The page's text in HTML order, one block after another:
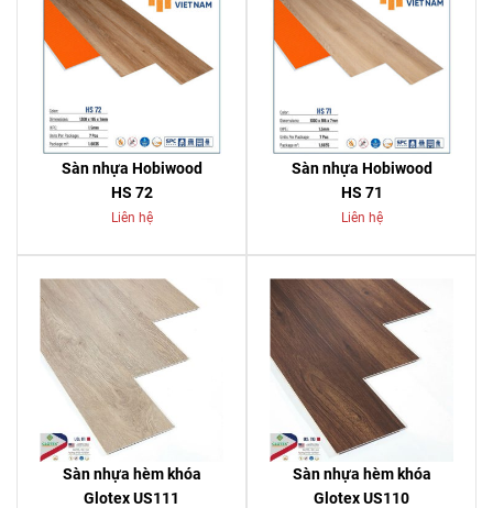
Sàn nhựa Hobiwood
HS 72
Liên hệ
Sàn nhựa Hobiwood
HS 71
Liên hệ
Sàn nhựa hèm khóa
Glotex US111
Sàn nhựa hèm khóa
Glotex US110